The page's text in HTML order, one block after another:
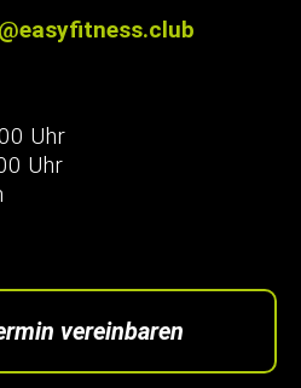
Uhr
Uhr
vereinbaren